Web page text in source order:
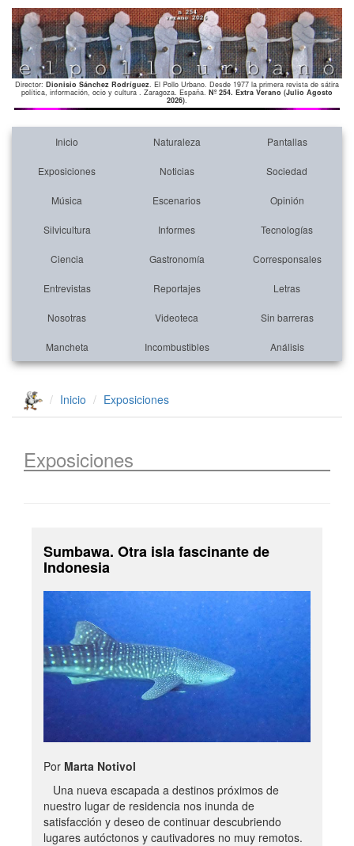
Director: Dionisio Sánchez Rodríguez. El Pollo Urbano. Desde 1977 la primera revista de sátira
política, información, ocio y cultura . Zaragoza. España. Nº 254. Extra Verano (Julio Agosto
2026).
Inicio Naturaleza Pantallas
Exposiciones Noticias Sociedad
Música Escenarios Opinión
Silvicultura Informes Tecnologías
Ciencia Gastronomía Corresponsales
Entrevistas Reportajes Letras
Nosotras Videoteca Sin barreras
Mancheta Incombustibles Análisis
Inicio Exposiciones
Exposiciones
Sumbawa. Otra isla fascinante de
Indonesia
Por Marta Notivol
Una nueva escapada a destinos próximos de
nuestro lugar de residencia nos inunda de
satisfacción y deseo de continuar descubriendo
lugares autóctonos y cautivadores no muy remotos.